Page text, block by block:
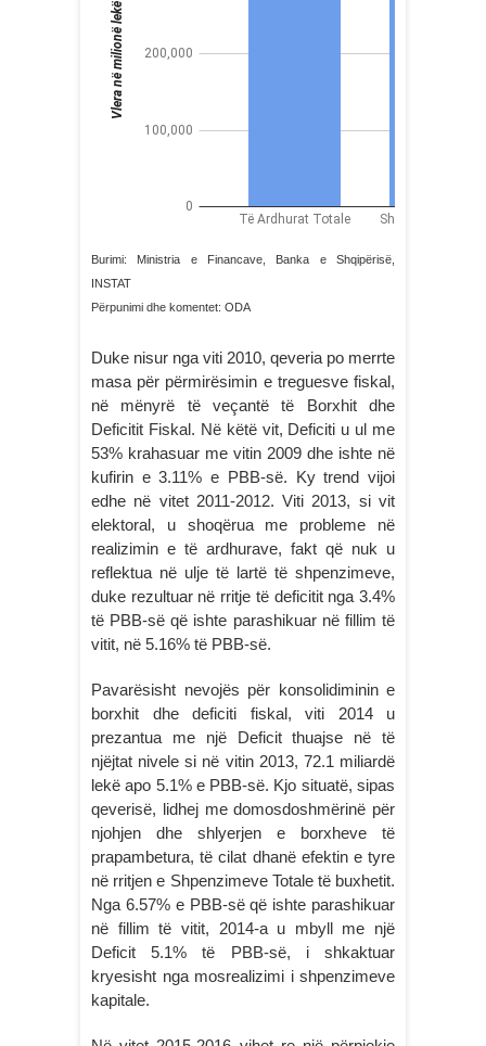
Burimi: Ministria e Financave, Banka e Shqipërisë,
INSTAT
Përpunimi dhe komentet: ODA
Duke nisur nga viti 2010, qeveria po merrte
masa për përmirësimin e treguesve fiskal,
në mënyrë të veçantë të Borxhit dhe
Deficitit Fiskal. Në këtë vit, Deficiti u ul me
53% krahasuar me vitin 2009 dhe ishte në
kufirin e 3.11% e PBB-së. Ky trend vijoi
edhe në vitet 2011-2012. Viti 2013, si vit
elektoral, u shoqërua me probleme në
realizimin e të ardhurave, fakt që nuk u
reflektua në ulje të lartë të shpenzimeve,
duke rezultuar në rritje të deficitit nga 3.4%
të PBB-së që ishte parashikuar në fillim të
vitit, në 5.16% të PBB-së.
Pavarësisht nevojës për konsolidiminin e
borxhit dhe deficiti fiskal, viti 2014 u
prezantua me një Deficit thuajse në të
njëjtat nivele si në vitin 2013, 72.1 miliardë
lekë apo 5.1% e PBB-së. Kjo situatë, sipas
qeverisë, lidhej me domosdoshmërinë për
njohjen dhe shlyerjen e borxheve të
prapambetura, të cilat dhanë efektin e tyre
në rritjen e Shpenzimeve Totale të buxhetit.
Nga 6.57% e PBB-së që ishte parashikuar
në fillim të vitit, 2014-a u mbyll me një
Deficit 5.1% të PBB-së, i shkaktuar
kryesisht nga mosrealizimi i shpenzimeve
kapitale.